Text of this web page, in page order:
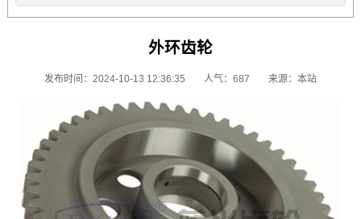
外环齿轮
发布时间：2024-10-13 12:36:35 人气：687 来源：本站